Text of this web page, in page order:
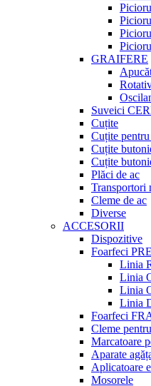
GRAIFERE
Suveici
Cuțite
Cuțite
Cuțite
Cuțite
Plăci de ac
Transportori
Cleme de ac
Diverse
ACCESORII
Dispozitive
Foarfeci
Linia
Linia
Linia
Linia
Foarfeci
Cleme
Marcatoare
Aparate
Aplicatoare
Mosorele